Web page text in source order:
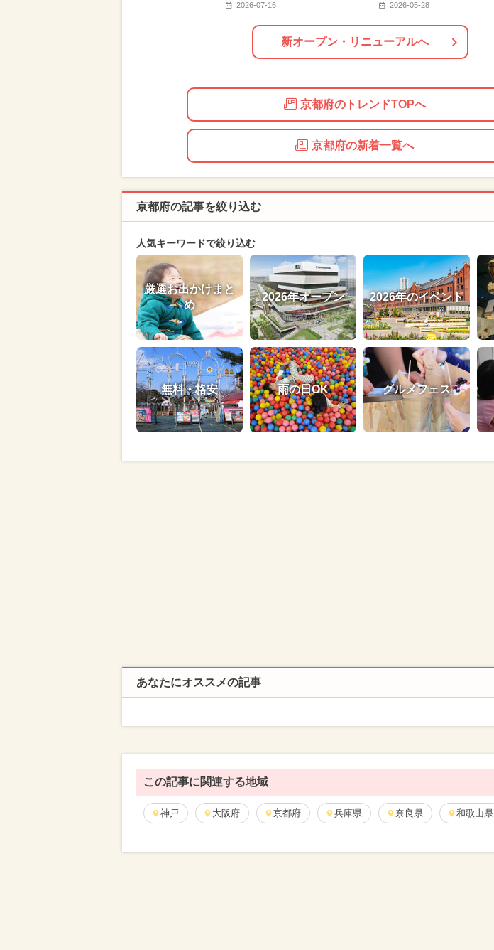
2026-07-16 2026-05-28
新オープン・リニューアルへ
京都府のトレンドTOPへ
京都府の新着一覧へ
京都府の記事を絞り込む
人気キーワードで絞り込む
厳選お出かけまと
め
2026年オープン 2026年のイベント
無料・格安 雨の日OK グルメフェス
あなたにオススメの記事
この記事に関連する地域
神戸 大阪府 京都府 兵庫県 奈良県 和歌山県